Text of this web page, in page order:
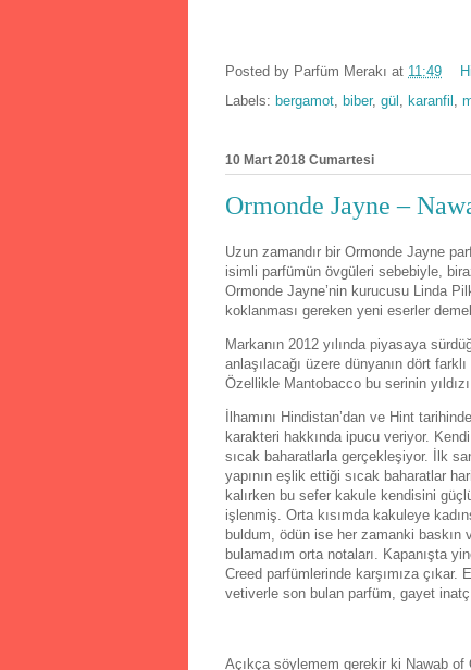
Posted by Parfüm Merakı at 11:49
Labels: bergamot biber, gül karanfil
10 Mart 2018 Cumartesi
Ormonde Jayne –
Uzun zamandır bir Ormonde Jayne
isimli parfümün övgüleri sebebiyle,
Ormonde Jayne’nin kurucusu Linda
koklanması gereken yeni eserler
Markanın 2012 yılında piyasaya
anlaşılacağı üzere dünyanın dört
Özellikle Mantobacco bu serinin
İlhamını Hindistan’dan ve Hint
karakteri hakkında ipucu veriyor.
sıcak baharatlarla gerçekleşiyor. İlk
yapının eşlik ettiği sıcak baharatlar
kalırken bu sefer kakule kendisini
işlenmiş. Orta kısımda kakuleye
buldum, ödün ise her zamanki baskın
bulamadım orta notaları. Kapanışta
Creed parfümlerinde karşımıza
vetiverle son bulan parfüm, gayet
Açıkça söylemem gerekir ki Nawab of